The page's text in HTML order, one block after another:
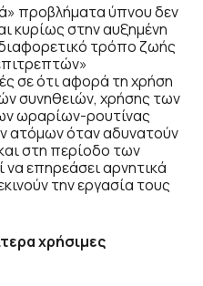
προβλήματα ύπνου δεν
κυρίως στην αυξημένη
τρόπο ζωής
σε ότι αφορά τη χρήση
συνηθειών, χρήσης των
ωραρίων-ρουτίνας
ατόμων όταν αδυνατούν
στη περίοδο των
επηρεάσει αρνητικά
την εργασία τους
χρήσιμες